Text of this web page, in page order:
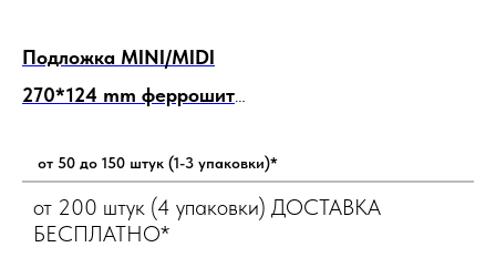
Подложка MINI/MIDI
270*124 mm феррошит
от 50 до 150 штук (1-3 упаковки)*
от 200 штук (4 упаковки) ДОСТАВКА
БЕСПЛАТНО*